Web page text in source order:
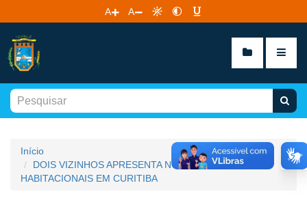
A A
Início
DOIS VIZINHOS APRESENTA NOVOS PROJETOS
HABITACIONAIS EM CURITIBA